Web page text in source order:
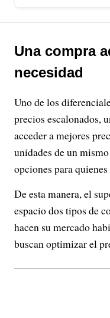
Una compra
necesidad
Uno de los
precios escalonados,
acceder a mejores
unidades de un
opciones para
De esta manera, el
espacio dos tipos de
hacen su mercado
buscan optimizar el